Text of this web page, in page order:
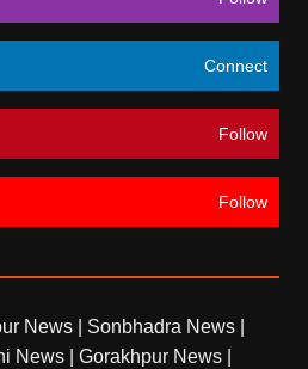
Connect
Follow
Follow
News Sonbhadra News
News Gorakhpur News